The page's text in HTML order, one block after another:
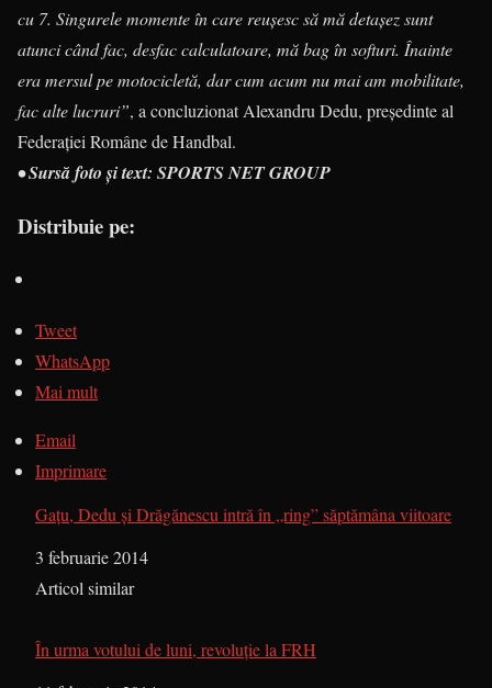
cu 7. Singurele momente în care reușesc să mă detașez sunt
atunci când fac, desfac calculatoare, mă bag în softuri. Înainte
era mersul pe motocicletă, dar cum acum nu mai am mobilitate,
fac alte lucruri”, a concluzionat Alexandru Dedu, președinte al
Federației Române de Handbal.
• Sursă foto și text: SPORTS NET GROUP
Distribuie pe:
Tweet
WhatsApp
Mai mult
Email
Imprimare
Gaţu, Dedu şi Drăgănescu intră în „ring” săptămâna viitoare
Dată
3 februarie 2014
În legătură cu
Articol similar
În urma votului de luni, revoluţie la FRH